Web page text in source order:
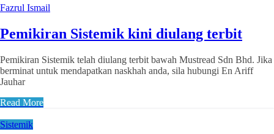
Fazrul Ismail
Pemikiran Sistemik kini diulang terbit
Pemikiran Sistemik telah diulang terbit bawah Mustread Sdn Bhd. Jika
berminat untuk mendapatkan naskhah anda, sila hubungi En Ariff
Jauhar
Read More
Sistemik